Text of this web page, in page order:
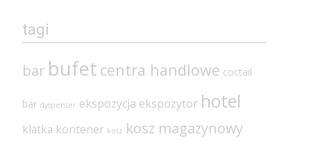
tagi
bar bufet centra handlowe coctail
bar dyspenser ekspozycja ekspozytor hotel
klatka kontener kosz kosz magazynowy